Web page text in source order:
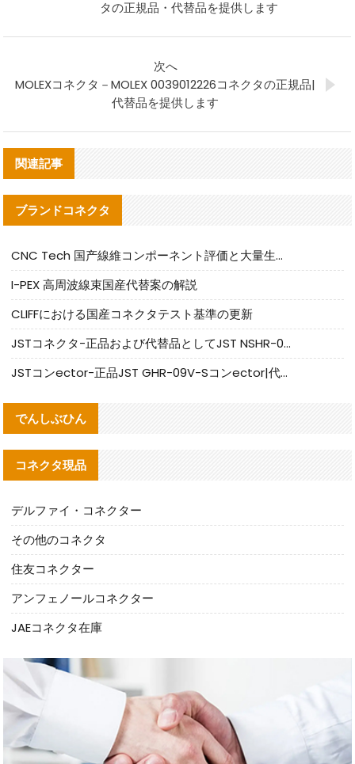
タの正規品・代替品を提供します
次へ
MOLEXコネクタ－MOLEX 0039012226コネクタの正規品|
代替品を提供します
関連記事
ブランドコネクタ
CNC Tech 国产線維コンポーネント評価と大量生産適合ガイド
I-PEX 高周波線束国産代替案の解説
CLIFFにおける国産コネクタテスト基準の更新
JSTコネクタ-正品および代替品としてJST NSHR-02V-Sコネクタを提供します
JSTコンector-正品JST GHR-09V-Sコンector|代替品提供
でんしぶひん
コネクタ現品
デルファイ・コネクター
その他のコネクタ
住友コネクター
アンフェノールコネクター
JAEコネクタ在庫